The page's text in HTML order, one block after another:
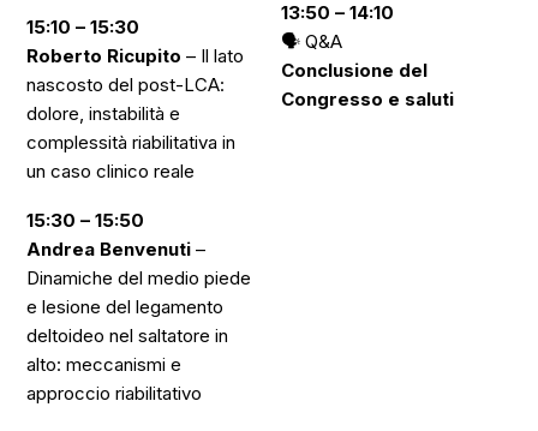
15:10 – 15:30
Roberto Ricupito – Il lato
nascosto del post-LCA:
dolore, instabilità e
complessità riabilitativa in
un caso clinico reale
15:30 – 15:50
Andrea Benvenuti –
Dinamiche del medio piede
e lesione del legamento
deltoideo nel saltatore in
alto: meccanismi e
approccio riabilitativo
13:50 – 14:10
🗣️ Q&A
Conclusione del
Congresso e saluti